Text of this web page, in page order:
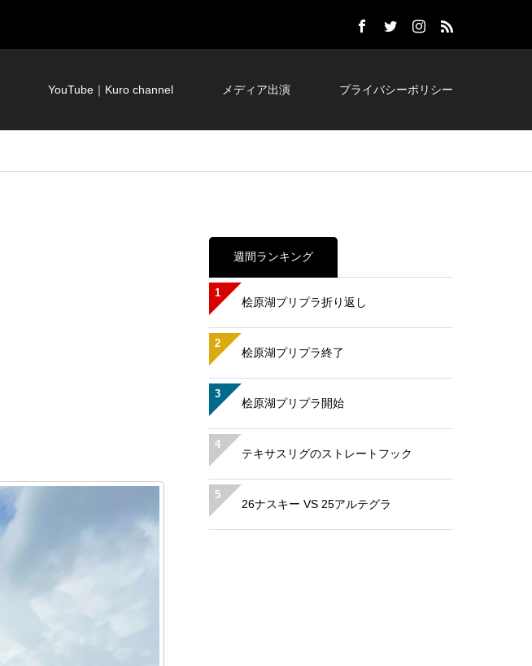
YouTube｜Kuro channel メディア出演 プライバシーポリシー
週間ランキング
1
桧原湖プリプラ折り返し
2
桧原湖プリプラ終了
3
桧原湖プリプラ開始
4
テキサスリグのストレートフック
5
26ナスキー VS 25アルテグラ